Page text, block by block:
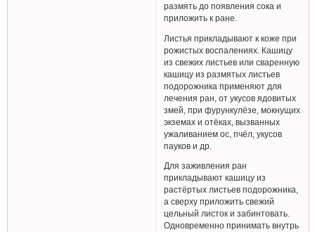
размять до появления сока и
приложить к ране.
Листья прикладывают к коже при
рожистых воспалениях. Кашицу
из свежих листьев или сваренную
кашицу из размятых листьев
подорожника применяют для
лечения ран, от укусов ядовитых
змей, при фурункулёзе, мокнущих
экземах и отёках, вызванных
ужаливанием ос, пчёл, укусов
пауков и др.
Для заживления ран
прикладывают кашицу из
растёртых листьев подорожника,
а сверху приложить свежий
цельный листок и забинтовать.
Одновременно принимать внутрь